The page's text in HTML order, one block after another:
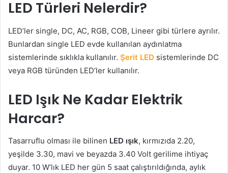
LED Türleri Nelerdir?
LED’ler single, DC, AC, RGB, COB, Lineer gibi türlere ayrılır.
Bunlardan single LED evde kullanılan aydınlatma
sistemlerinde sıklıkla kullanılır. Şerit LED sistemlerinde DC
veya RGB türünden LED’ler kullanılır.
LED Işık Ne Kadar Elektrik
Harcar?
Tasarruflu olması ile bilinen LED ışık, kırmızıda 2.20,
yeşilde 3.30, mavi ve beyazda 3.40 Volt gerilime ihtiyaç
duyar. 10 W’lık LED her gün 5 saat çalıştırıldığında, aylık